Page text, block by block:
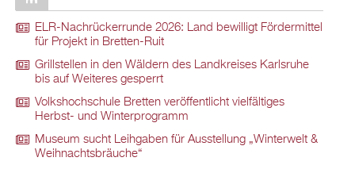
ELR-Nachrückerrunde 2026: Land bewilligt Fördermittel
für Projekt in Bretten-Ruit
Grillstellen in den Wäldern des Landkreises Karlsruhe
bis auf Weiteres gesperrt
Volkshochschule Bretten veröffentlicht vielfältiges
Herbst- und Winterprogramm
Museum sucht Leihgaben für Ausstellung „Winterwelt &
Weihnachtsbräuche“